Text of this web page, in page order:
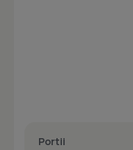
Portii